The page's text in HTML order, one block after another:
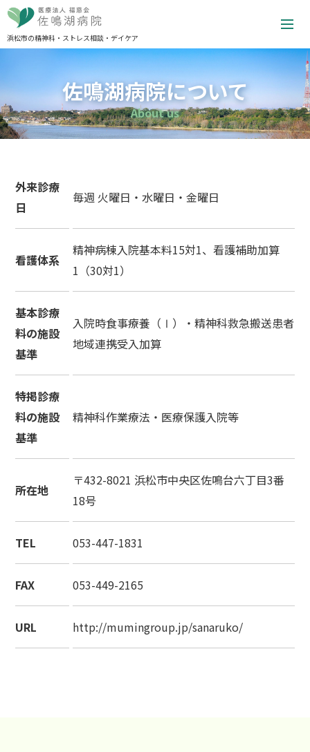
浜松市の精神科・ストレス相談・デイケア
佐鳴湖病院について
About us
外来診療
日
毎週 火曜日・水曜日・金曜日
看護体系
精神病棟入院基本料15対1、看護補助加算
1（30対1）
基本診療
料の施設
基準
入院時食事療養（Ⅰ）・精神科救急搬送患者
地域連携受入加算
特掲診療
料の施設
基準
精神科作業療法・医療保護入院等
所在地
〒432-8021 浜松市中央区佐鳴台六丁目3番
18号
TEL 053-447-1831
FAX 053-449-2165
URL http://mumingroup.jp/sanaruko/